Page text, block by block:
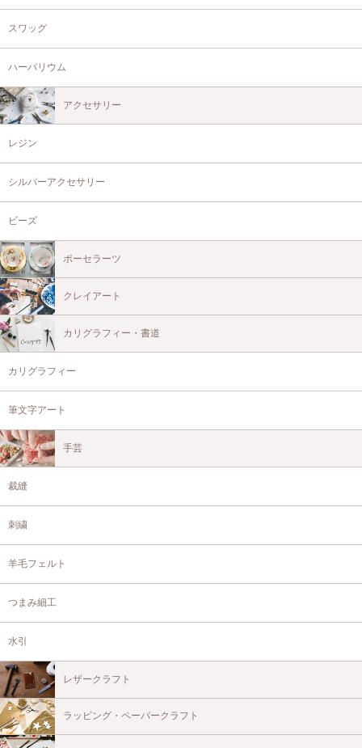
スワッグ
ハーバリウム
アクセサリー
レジン
シルバーアクセサリー
ビーズ
ポーセラーツ
クレイアート
カリグラフィー・書道
カリグラフィー
筆文字アート
手芸
裁縫
刺繍
羊毛フェルト
つまみ細工
水引
レザークラフト
ラッピング・ペーパークラフト